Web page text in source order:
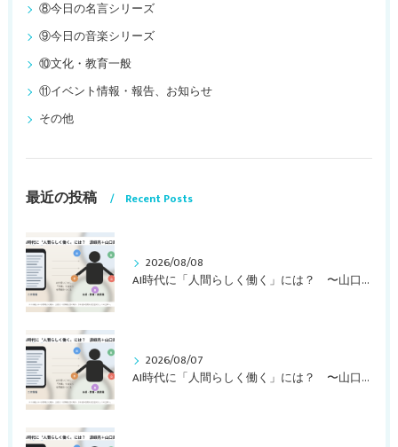
⑧今日の名言シリーズ
⑨今日の音楽シリーズ
⑩文化・教育一般
⑪イベント情報・報告、お知らせ
その他
最近の投稿 Recent Posts
2026/08/08
AI時代に「人間らしく働く」には？ 〜山口周さんの対談動画・文字起こし（その２）〜
2026/08/07
AI時代に「人間らしく働く」には？ 〜山口周さんの対談動画・文字起こし（その１）〜